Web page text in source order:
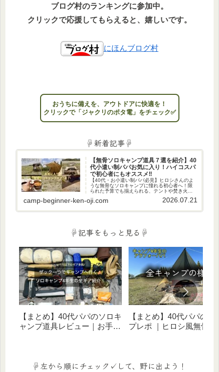
ブログ村のランキングに参加中。
クリックで応援してもらえると、嬉しいです。
にほんブログ村
おうちに備えを、アウトドアに快適を！
クリックで「ジャクリのポタ電」をチェック✅
☟新着記事☟
【無骨ソロキャンプ道具７選を紹介】40
代小遣い制パパお気に入り！ハイコスパ
で初心者にもオススメ‼
【40代・お小遣い制パパ必見】ヒロシさんのよ
うな無骨なソロキャンプに憧れる初心者へ！限
られた予算でも揃えられる、テントや焚き火台
末、男のロマン溢れる秘密基地で日々の疲れを
camp-beginner-ken-oji.com 2026.07.21
☟記事をもっと見る☟
【まとめ】40代パパのソロキ
ャンプ道具レビュー｜お手頃
【まとめ】40代パパのキ
プレポ ｜ヒロシ風無骨ス
☟左から順にチェック✓して、野に出よう！